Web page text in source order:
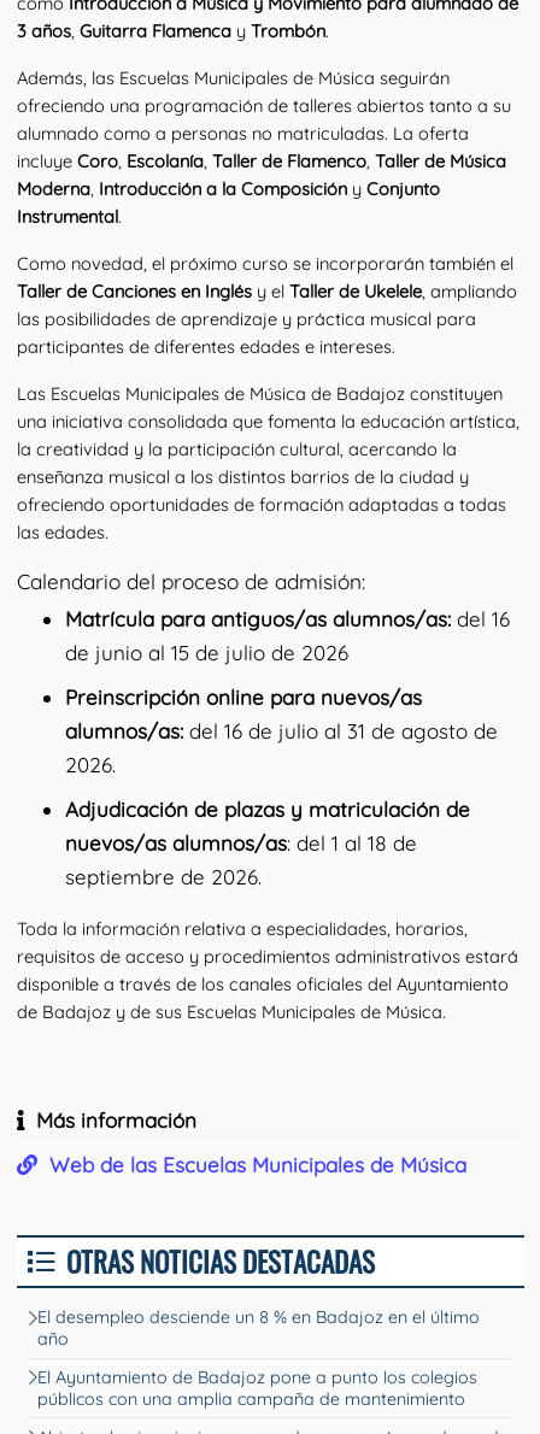
3 años, Guitarra Flamenca y Trombón.
Además, las Escuelas Municipales de Música seguirán
ofreciendo una programación de talleres abiertos tanto a su
alumnado como a personas no matriculadas. La oferta
incluye Coro, Escolanía, Taller de Flamenco, Taller de Música
Moderna, Introducción a la Composición y Conjunto
Instrumental.
Como novedad, el próximo curso se incorporarán también el
Taller de Canciones en Inglés y el Taller de Ukelele, ampliando
las posibilidades de aprendizaje y práctica musical para
participantes de diferentes edades e intereses.
Las Escuelas Municipales de Música de Badajoz constituyen
una iniciativa consolidada que fomenta la educación artística,
la creatividad y la participación cultural, acercando la
enseñanza musical a los distintos barrios de la ciudad y
ofreciendo oportunidades de formación adaptadas a todas
las edades.
Calendario del proceso de admisión:
Matrícula para antiguos/as alumnos/as:del 16
de junio al 15 de julio de 2026
Preinscripción online para nuevos/as
alumnos/as:del 16 de julio al 31 de agosto de
2026.
Adjudicación de plazas y matriculación de
nuevos/as alumnos/as: del 1 al 18 de
septiembre de 2026.
Toda la información relativa a especialidades, horarios,
requisitos de acceso y procedimientos administrativos estará
disponible a través de los canales oficiales del Ayuntamiento
de Badajoz y de sus Escuelas Municipales de Música.
Más información
Web de las Escuelas Municipales de Música
OTRAS NOTICIAS DESTACADAS
El desempleo desciende un 8 % en Badajoz en el último
año
El Ayuntamiento de Badajoz pone a punto los colegios
públicos con una amplia campaña de mantenimiento